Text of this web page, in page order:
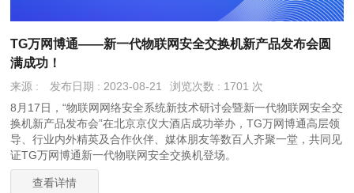
TG万网博通——新一代物联网安全交换机新产品发布会圆
满成功！
来源 : 发布日期 : 2023-08-21
浏览次数 : 1701 次
8月17日，“物联网网络安全系统新技术研讨会暨新一代物联网安全交
换机新产品发布会”在北京京仪大酒店成功举办，TG万网博通高层领
导、行业内外精英及合作伙伴、媒体朋友等数百人齐聚一堂，共同见
证TG万网博通新一代物联网安全交换机登场。
查看详情